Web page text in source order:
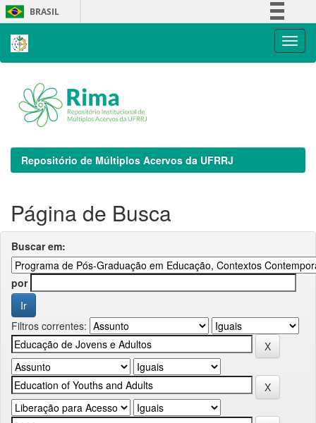
Skip
navigation
BRASIL
Repositório de Múltiplos Acervos da UFRRJ
Página de Busca
Buscar em:
por
Filtros correntes: